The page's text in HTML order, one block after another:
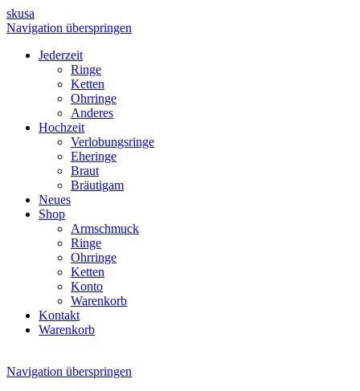
skusa
Navigation überspringen
Jederzeit
Ringe
Ketten
Ohrringe
Anderes
Hochzeit
Verlobungsringe
Eheringe
Braut
Bräutigam
Neues
Shop
Armschmuck
Ringe
Ohrringe
Ketten
Konto
Warenkorb
Kontakt
Warenkorb
Navigation überspringen